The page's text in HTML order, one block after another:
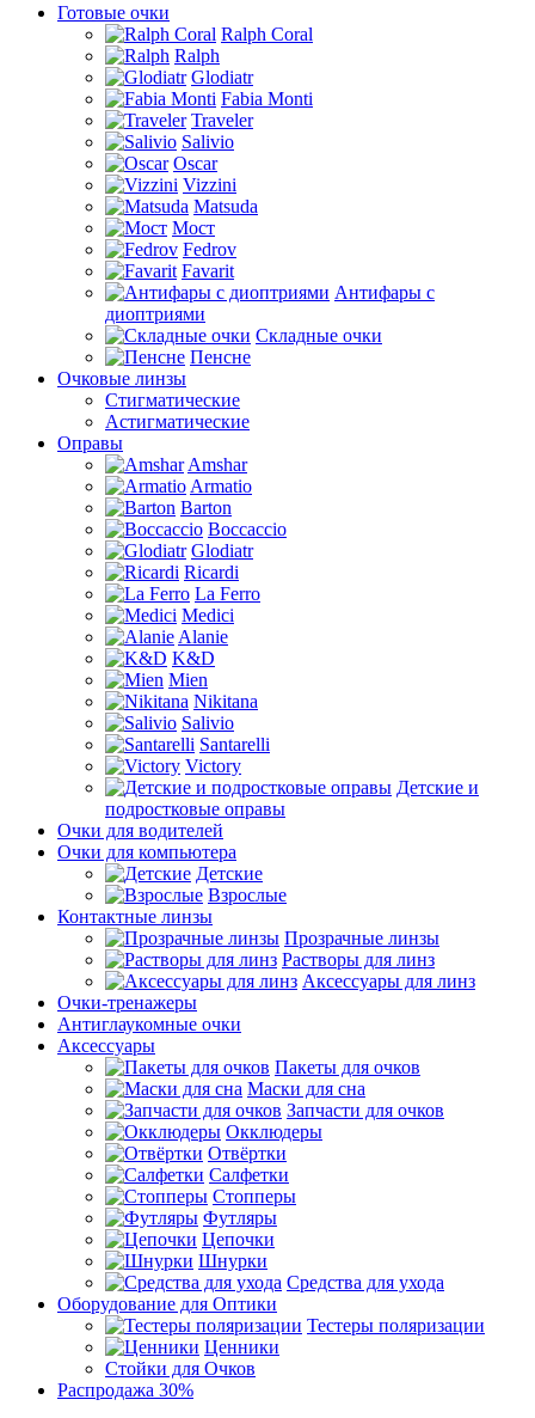
Готовые очки
Ralph Coral
Ralph
Glodiatr
Fabia Monti
Traveler
Salivio
Oscar
Vizzini
Matsuda
Мост
Fedrov
Favarit
Антифары с
диоптриями
Складные очки
Пенсне
Очковые линзы
Стигматические
Астигматические
Оправы
Amshar
Armatio
Barton
Boccaccio
Glodiatr
Ricardi
La Ferro
Medici
Alanie
K&D
Mien
Nikitana
Salivio
Santarelli
Victory
Детские и
подростковые оправы
Очки для водителей
Очки для компьютера
Детские
Взрослые
Контактные линзы
Прозрачные линзы
Растворы для линз
Аксессуары для линз
Очки-тренажеры
Антиглаукомные очки
Аксессуары
Пакеты для очков
Маски для сна
Запчасти для очков
Окклюдеры
Отвёртки
Салфетки
Стопперы
Футляры
Цепочки
Шнурки
Средства для ухода
Оборудование для Оптики
Тестеры поляризации
Ценники
Стойки для Очков
Распродажа 30%